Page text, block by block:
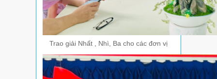
Trao giải Nhất , Nhì, Ba cho các đơn vị